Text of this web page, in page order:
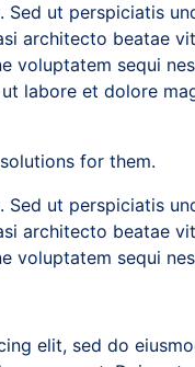
ut perspiciatis
architecto beatae
sequi
labore et dolore
for them.
ut perspiciatis
architecto beatae
sequi
elit, sed do